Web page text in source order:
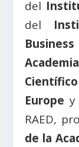
del
del
Científico
Europe y
RAED,
de la